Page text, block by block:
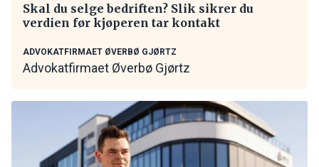
Skal du selge bedriften? Slik sikrer du
verdien før kjøperen tar kontakt
ADVOKATFIRMAET ØVERBØ GJØRTZ
Advokatfirmaet Øverbø Gjørtz